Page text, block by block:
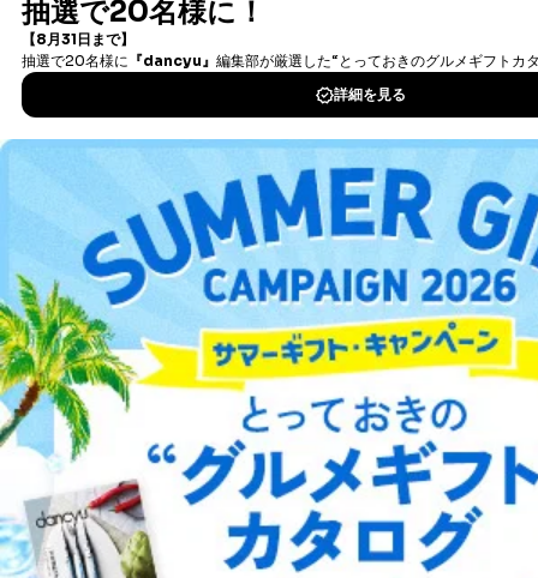
に特に必要がある場合であって、本人の同意を得るこ
とが困難である場合。
国の機関もしくは地方公共団体またはその委託を受け
た者が法令の定める事務を遂行することに対して協力
により当該事務の遂行に支障を及ぼすおそれがあると
上記２．の利用目的を実施するために守秘義務を結ん
だ企業に、業務の一部として個人情報の取扱いを委
託・提供する場合、その業務に必要な範囲で委託・提
供先企業に個人情報を開示することがあります。
委託・提供先企業は具体的には以下のような企業です
が、これらに限りません。
委託先：カスタマーサポート支援会社 、クレジッ
トカード決済などの決済代行・料金回収会社、広
告配信サービス会社
提供先：出版社、出版物発売元、卸売会社、販売
店など商品の供給者、梱包会社、配送会社、新聞
販売店などの梱包・配送・配達会社
４．開示対象個人情報の「開示」「訂正」等の請求につ
いて
当社は、本人から、開示対象個人情報について利用目的
の通知を求められた場合には、遅滞なくこれに応じま
書籍）が無料で読み放題！
DOWNLOAD FOR IOS
DOWNLOAD FOR ANDROID
ご利用方法はこちら
総合案内
アフィリエイト 採用情報
プレスリリース お問い合わせ
利用規約プライバシーポリシー 特定商取引法に基づく表示
出版社の皆様へ
投資家の皆様へサイトマップ